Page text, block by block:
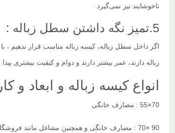
ناخوشایند نیز نمی‌گیرد.
5.تمیز نگه داشتن سطل زباله :
اگر داخل سطل زباله، کیسه زباله مناسب قرار ندهیم
زباله دارند، عمر بیشتر دارند و دوام و کیفیت
انواع کیسه زباله و ابعاد و
70×55 : مصارف خانگی
90 ×70 : مصارف خانگی و همچنین مشاغل مانند فروشگاه‌ها و مغازه های بزرگ